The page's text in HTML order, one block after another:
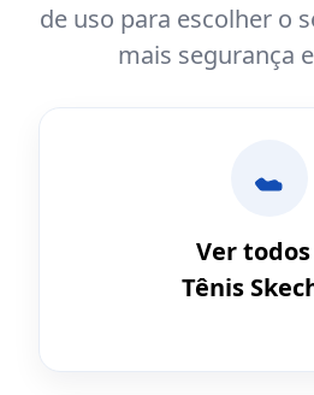
de uso para escolher o
mais segurança
Ver
Tênis